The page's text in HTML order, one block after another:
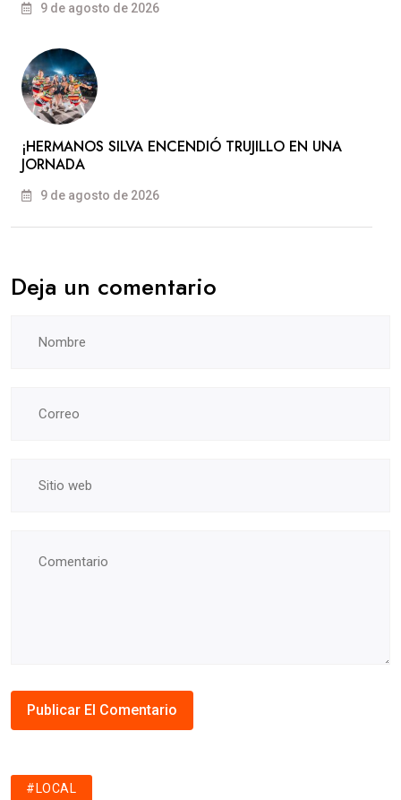
9 de agosto de 2026
​¡HERMANOS SILVA ENCENDIÓ TRUJILLO EN UNA
JORNADA
9 de agosto de 2026
Deja un comentario
#LOCAL